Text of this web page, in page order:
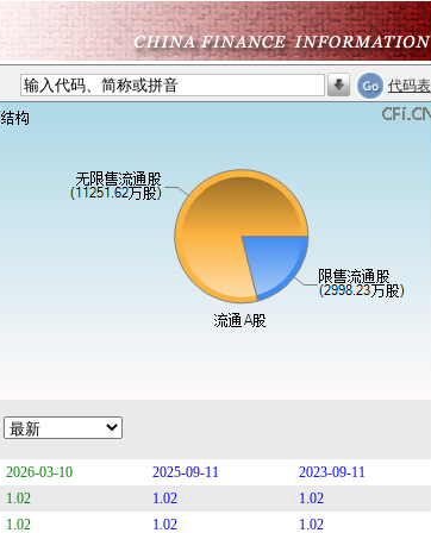
代码表
2026-03-10 2025-09-11
2023-09-11
1.02 1.02
1.02
1.02 1.02
1.02